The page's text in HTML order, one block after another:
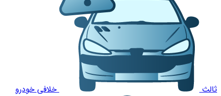
ثالث خلافی خودرو